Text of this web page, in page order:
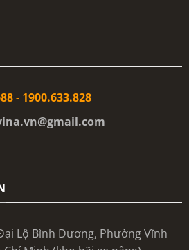
- 1900.633.828
Lộ Bình Dương, Phường Vĩnh